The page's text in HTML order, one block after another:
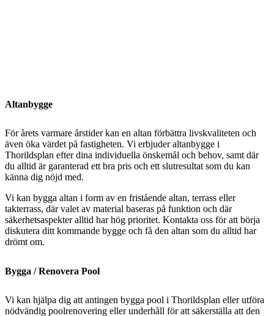
Altanbygge
För årets varmare årstider kan en altan förbättra livskvaliteten och
även öka värdet på fastigheten. Vi erbjuder altanbygge i
Thorildsplan efter dina individuella önskemål och behov, samt där
du alltid är garanterad ett bra pris och ett slutresultat som du kan
känna dig nöjd med.
Vi kan bygga altan i form av en fristående altan, terrass eller
takterrass, där valet av material baseras på funktion och där
säkerhetsaspekter alltid har hög prioritet. Kontakta oss för att börja
diskutera ditt kommande bygge och få den altan som du alltid har
drömt om.
Bygga / Renovera Pool
Vi kan hjälpa dig att antingen bygga pool i Thorildsplan eller utföra
nödvändig poolrenovering eller underhåll för att säkerställa att den